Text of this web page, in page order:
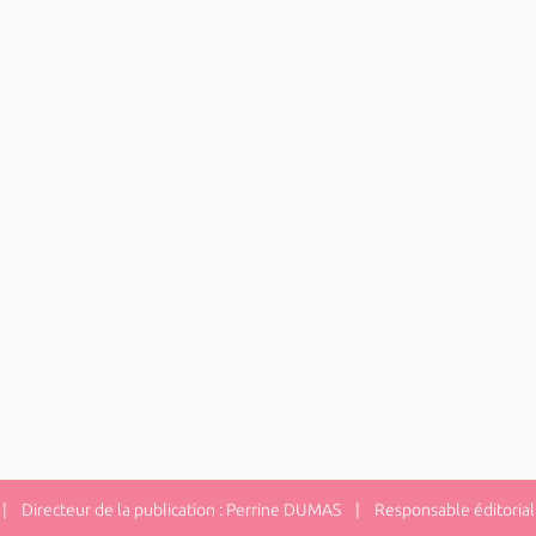
Directeur de la publication : Perrine DUMAS | Responsable éditorial :